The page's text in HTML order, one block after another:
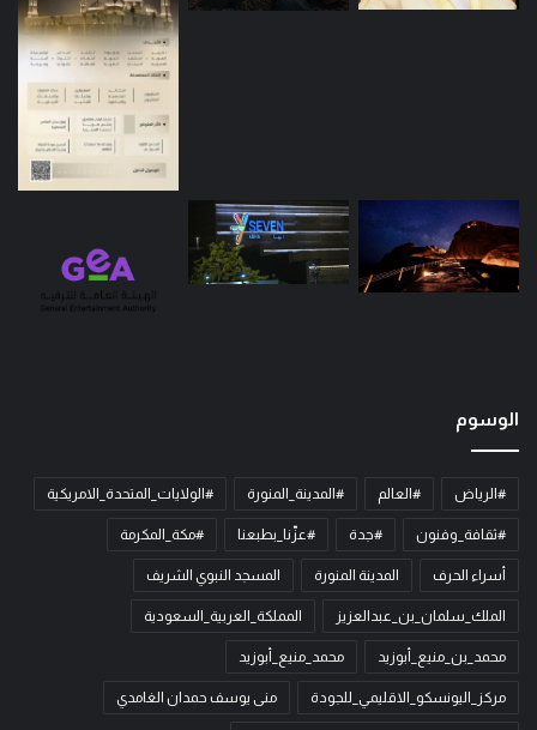
الوسوم
#الرياض #العالم #المدينة_المنورة #الولايات_المتحدة_الامريكية
#ثقافة_وفنون #جدة #عزّنا_بطبعنا #مكة_المكرمة
أسراء الحرف المدينة المنورة المسجد النبوي الشريف
الملك_سلمان_بن_عبدالعزيز المملكة_العربية_السعودية
محمد_بن_منيع_أبوزيد محمد_منيع_أبوزيد
مركز_اليونسكو_الاقليمي_للجودة منى يوسف حمدان الغامدي